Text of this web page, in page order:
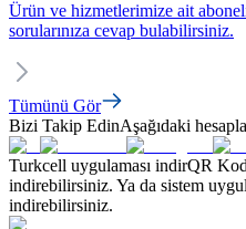
Ürün ve hizmetlerimize ait
sorularınıza cevap bulabilirsiniz.
Tümünü Gör
Bizi Takip EdinAşağıdaki
Turkcell uygulaması indirQR
indirebilirsiniz. Ya da sistem
indirebilirsiniz.